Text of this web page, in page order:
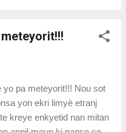
l'égalité hommes-femmes
et internationale.
conséquences à tous
quand la maternité est-
d’indignité ou
yo pa meteyorit!!! Nou sot
yon ekri limyè etranj
kreye enkyetid nan mitan